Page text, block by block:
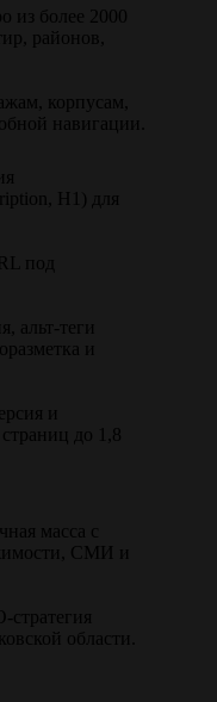
из более 2000
районов,
корпусам,
навигации.
H1) для
под
альт-теги
и
и
страниц до 1,8
масса с
СМИ и
стратегия
области.